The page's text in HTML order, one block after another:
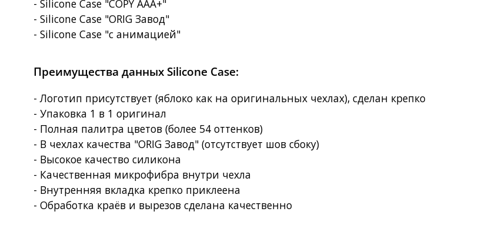
- Silicone Case "COPY AAA+"
- Silicone Case "ORIG Завод"
- Silicone Case "с анимацией"
Преимущества данных Silicone Case:
- Логотип присутствует (яблоко как на оригинальных чехлах), сделан крепко
- Упаковка 1 в 1 оригинал
- Полная палитра цветов (более 54 оттенков)
- В чехлах качества "ORIG Завод" (отсутствует шов сбоку)
- Высокое качество силикона
- Качественная микрофибра внутри чехла
- Внутренняя вкладка крепко приклеена
- Обработка краёв и вырезов сделана качественно